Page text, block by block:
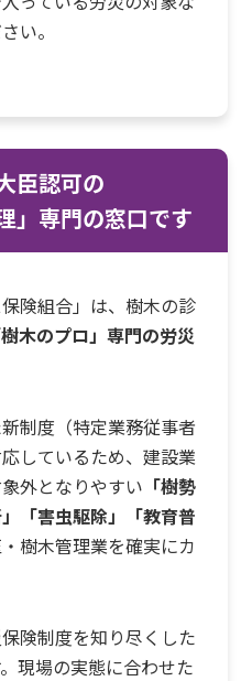
い。
臣認可の
」専門の窓口です
険組合」は、樹木の診
樹木のプロ」専門の労災
制度（特定業務従事者
しているため、建設業
外となりやすい 「樹勢
「害虫駆除」「教育普
樹木管理業を確実にカ
険制度を知り尽くした
現場の実態に合わせた